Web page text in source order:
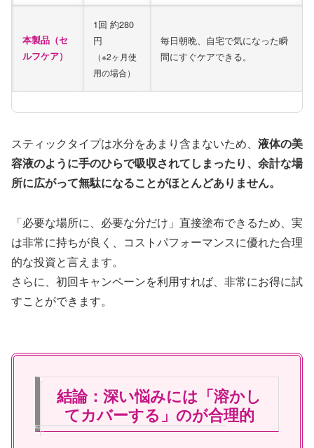
本製品（セ
ルフケア）
1回 約280
円
（※2ヶ月使
用の場合）
毎日朝晩、自宅で気になった瞬
間にすぐケアできる。
スティックタイプは水分をあまり含まないため、 液体の美
容液のように手のひらで吸収されてしまったり、余計な場
所に広がって無駄になることがほとんどありません。
「必要な場所に、必要な分だけ」直接塗布できるため、実
は非常に持ちが良く、コストパフォーマンスに優れた合理
的な投資と言えます。
さらに、初回キャンペーンを利用すれば、非常にお得に試
すことができます。
結論：深い悩みには「溶かし
てカバーする」のが合理的